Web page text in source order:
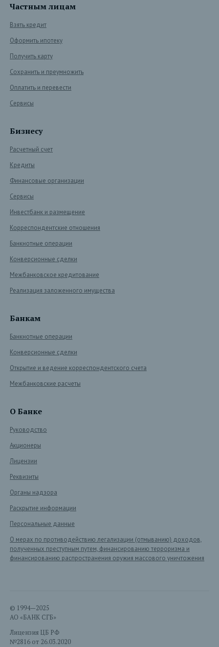
Частным лицам
Взять кредит
Оформить ипотеку
Получить карту
Сохранить и преумножить
Оплатить и перевести
Сервисы
Бизнесу
Расчетный счет
Кредиты
Финансовые организации
Сервисы
Инвестбанк и размещение
Корреспондентские отношения
Банкнотные операции
Конверсионные сделки
Межбанковское кредитование
Реализация заложенного имущества
Банкам
Банкнотные операции
Конверсионные сделки
Открытие и ведение корреспондентского счета
Межбанковские расчеты
О Банке
Руководство
Акционеры
Лицензии
Реквизиты
Органы надзора
Раскрытие информации
Персональные данные
О мерах по противодействию легализации (отмыванию) доходов,
полученных преступным путем, финансированию терроризма и
финансированию распространения оружия массового уничтожения
© 1994—2025
АО «БАНК СГБ»
Лицензия ЦБ РФ
№2816 от 26.03.2020